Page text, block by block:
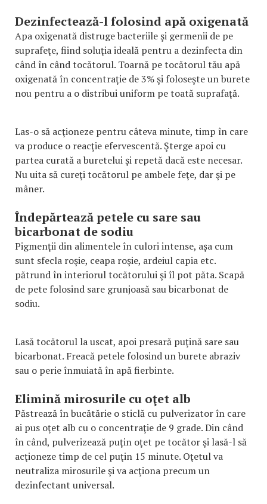
Dezinfectează-l folosind apă oxigenată
Apa oxigenată distruge bacteriile şi germenii de pe
suprafeţe, fiind soluţia ideală pentru a dezinfecta din
când în când tocătorul. Toarnă pe tocătorul tău apă
oxigenată în concentraţie de 3% şi foloseşte un burete
nou pentru a o distribui uniform pe toată suprafaţă.
Las-o să acţioneze pentru câteva minute, timp în care
va produce o reacţie efervescentă. Şterge apoi cu
partea curată a buretelui şi repetă dacă este necesar.
Nu uita să cureţi tocătorul pe ambele feţe, dar şi pe
mâner.
Îndepărtează petele cu sare sau
bicarbonat de sodiu
Pigmenţii din alimentele în culori intense, aşa cum
sunt sfecla roşie, ceapa roşie, ardeiul capia etc.
pătrund în interiorul tocătorului şi îl pot păta. Scapă
de pete folosind sare grunjoasă sau bicarbonat de
sodiu.
Lasă tocătorul la uscat, apoi presară puţină sare sau
bicarbonat. Freacă petele folosind un burete abraziv
sau o perie înmuiată în apă fierbinte.
Elimină mirosurile cu oţet alb
Păstrează în bucătărie o sticlă cu pulverizator în care
ai pus oţet alb cu o concentraţie de 9 grade. Din când
în când, pulverizează puţin oţet pe tocător şi lasă-l să
acţioneze timp de cel puţin 15 minute. Oţetul va
neutraliza mirosurile şi va acţiona precum un
dezinfectant universal.